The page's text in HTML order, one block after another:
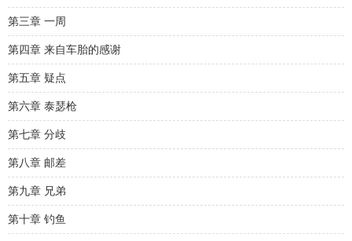
第三章 一周
第四章 来自车胎的感谢
第五章 疑点
第六章 泰瑟枪
第七章 分歧
第八章 邮差
第九章 兄弟
第十章 钓鱼